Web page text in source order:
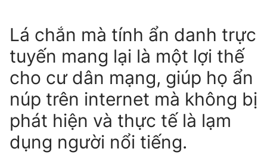
Lá chắn mà tính ẩn danh trực
tuyến mang lại là một lợi thế
cho cư dân mạng, giúp họ ẩn
núp trên internet mà không bị
phát hiện và thực tế là lạm
dụng người nổi tiếng.